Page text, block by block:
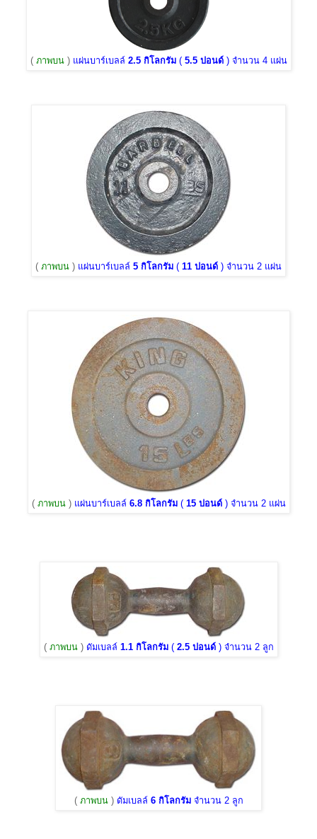
( ภาพบน)แผ่นบาร์เบลล์ 2.5 กิโลกรัม( 5.5 ปอนด์) จำนวน 4 แผ่น
( ภาพบน ) แผ่นบาร์เบลล์ 5 กิโลกรัม ( 11 ปอนด์ ) จำนวน 2 แผ่น
( ภาพบน)แผ่นบาร์เบลล์ 6.8 กิโลกรัม( 15 ปอนด์) จำนวน 2 แผ่น
( ภาพบน)ดัมเบลล์ 1.1 กิโลกรัม( 2.5 ปอนด์) จำนวน 2 ลูก
( ภาพบน)ดัมเบลล์ 6 กิโลกรัมจำนวน 2 ลูก